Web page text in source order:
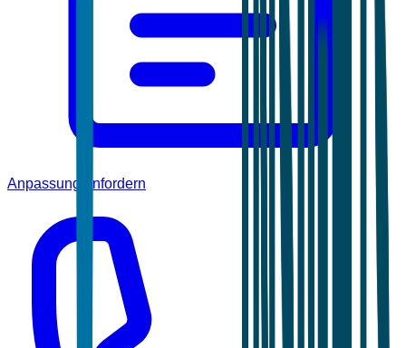
Anpassung anfordern